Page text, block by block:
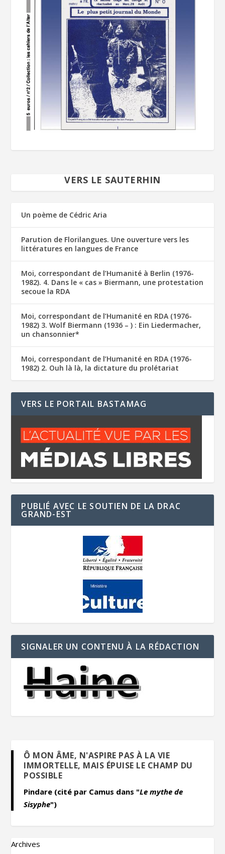
VERS LE SAUTERHIN
Un poème de Cédric Aria
Parution de Florilangues. Une ouverture vers les
littératures en langues de France
Moi, correspondant de l’Humanité à Berlin (1976-
1982). 4. Dans le « cas » Biermann, une protestation
secoue la RDA
Moi, correspondant de l’Humanité en RDA (1976-
1982) 3. Wolf Biermann (1936 – ) : Ein Liedermacher,
un chansonnier*
Moi, correspondant de l’Humanité en RDA (1976-
1982) 2. Ouh là là, la dictature du prolétariat
VERS LE PORTAIL BASTAMAG
PUBLIÉ AVEC LE SOUTIEN DE LA DRAC
GRAND-EST
SIGNALER UN CONTENU À LA RÉDACTION
Ô MON ÂME, N'ASPIRE PAS À LA VIE
IMMORTELLE, MAIS ÉPUISE LE CHAMP DU
POSSIBLE
Pindare (cité par Camus dans "Le mythe de
Sisyphe")
Archives